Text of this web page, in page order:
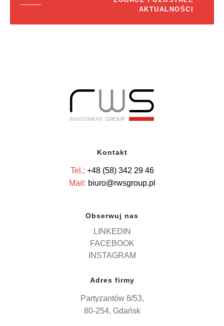
AKTUALNOŚCI
Kontakt
Tel.: +48 (58) 342 29 46
Mail: biuro@rwsgroup.pl
Obserwuj nas
LINKEDIN
FACEBOOK
INSTAGRAM
Adres firmy
Partyzantów 8/53,
80-254, Gdańsk